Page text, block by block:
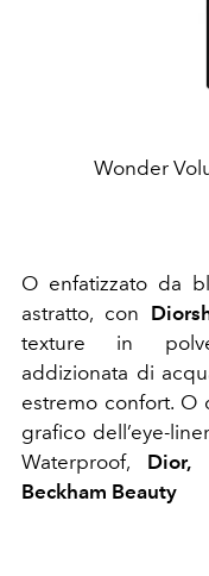
Wonder
O enfatizzato da
astratto, con
texture in
addizionata di
estremo confort.
grafico dell’eye-
Waterproof, Dior,
Beckham Beauty